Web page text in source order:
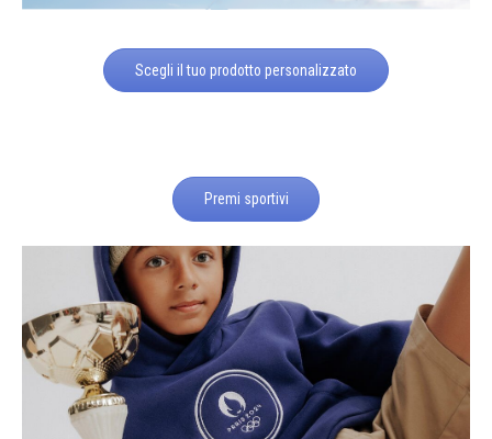
Scegli il tuo prodotto personalizzato
Premi sportivi